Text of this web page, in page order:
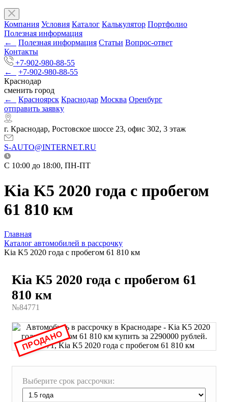
Компания Условия Каталог Калькулятор Портфолио
Полезная информация
←
Полезная информация Статьи Вопрос-ответ
Контакты
+7-902-980-88-55
←
+7-902-980-88-55
Краснодар
сменить город
←
Красноярск Краснодар Москва Оренбург
отправить заявку
г. Краснодар, Ростовское шоссе 23, офис 302, 3 этаж
S-AUTO@INTERNET.RU
C 10:00 до 18:00, ПН-ПТ
Kia K5 2020 года с пробегом
61 810 км
Главная
Каталог автомобилей в рассрочку
Kia K5 2020 года с пробегом 61 810 км
Kia K5 2020 года с пробегом 61
810 км
№84771
Выберите срок рассрочки:
ПРОДАНО